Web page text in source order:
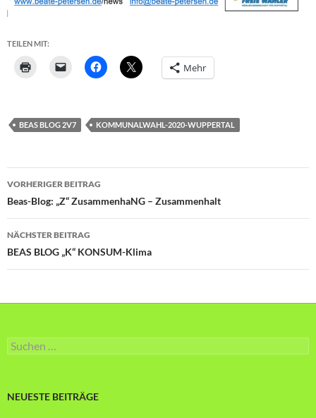
TEILEN MIT:
Mehr
BEAS BLOG 2V7 KOMMUNALWAHL-2020-WUPPERTAL
Beitragsnavigation
VORHERIGER BEITRAG
Beas-Blog: „Z“ ZusammenhaNG – Zusammenhalt
NÄCHSTER BEITRAG
BEAS BLOG „K“ KONSUM-Klima
Suche
nach:
NEUESTE BEITRÄGE